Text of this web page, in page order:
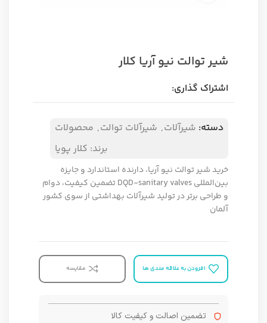
شیر توالت نیو آریا کلار
اشتراک گذاری:
دسته: شیرآلات, شیرآلات توالت, محصولات
برند: کلار پویا
خرید شیر توالت نیو آریا، دارنده استاندارد و جایزه
بین‌المللی DQD-sanitary valves تضمین کیفیت، دوام
و طراحی برتر در تولید شیرآلات بهداشتی از سوی کشور
آلمان
افزودن به علاقه مندی ها مقایسه
تضمین اصالت و کیفیت کالا